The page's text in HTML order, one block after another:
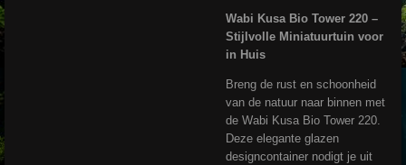
Wabi Kusa Bio Tower 220 –
Stijlvolle Miniatuurtuin voor
in Huis
Breng de rust en schoonheid
van de natuur naar binnen met
de Wabi Kusa Bio Tower 220.
Deze elegante glazen
designcontainer nodigt je uit